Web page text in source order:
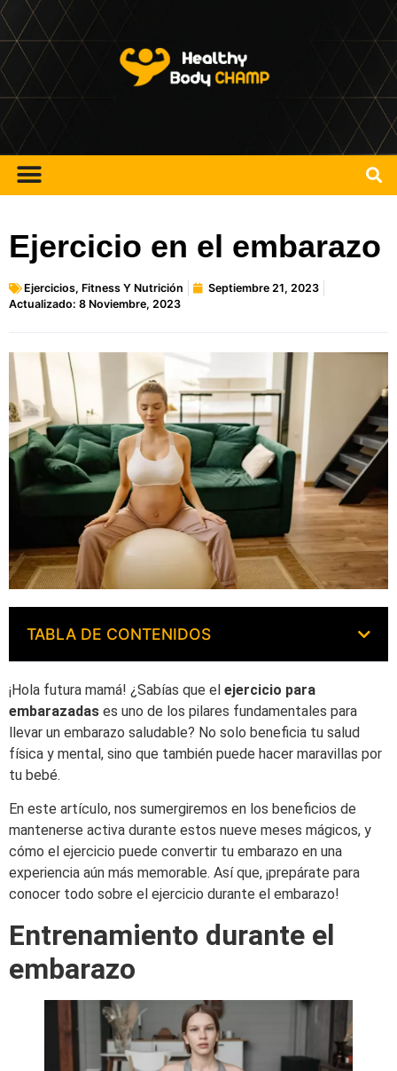
Ejercicio en el embarazo
Ejercicios, Fitness Y Nutrición
Septiembre 21, 2023
Actualizado: 8 Noviembre, 2023
TABLA DE CONTENIDOS
¡Hola futura mamá! ¿Sabías que el ejercicio para
embarazadas es uno de los pilares fundamentales para
llevar un embarazo saludable? No solo beneficia tu salud
física y mental, sino que también puede hacer maravillas por
tu bebé.
En este artículo, nos sumergiremos en los beneficios de
mantenerse activa durante estos nueve meses mágicos, y
cómo el ejercicio puede convertir tu embarazo en una
experiencia aún más memorable. Así que, ¡prepárate para
conocer todo sobre el ejercicio durante el embarazo!
Entrenamiento durante el
embarazo